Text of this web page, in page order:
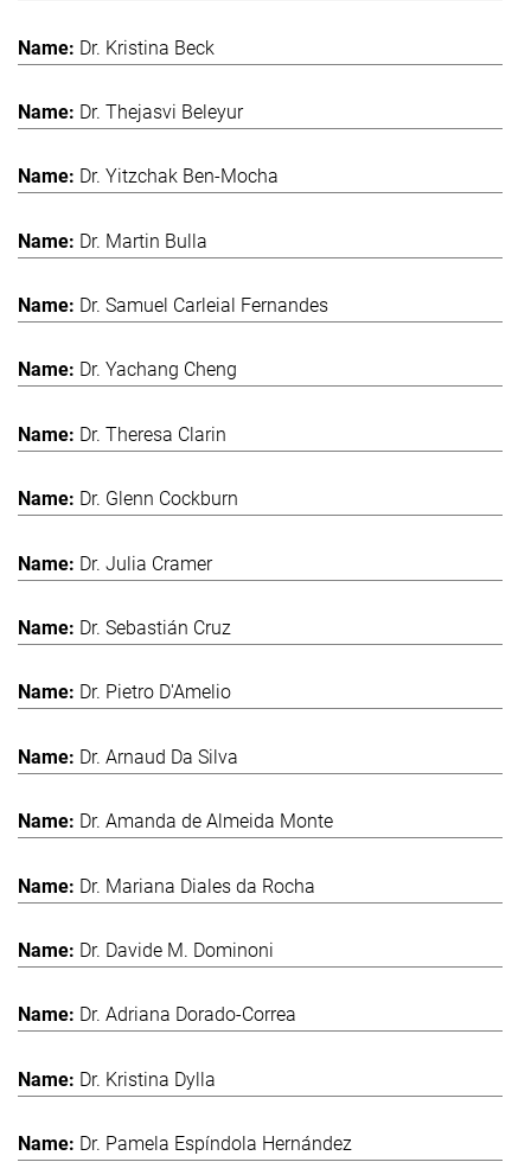
Dr. Kristina Beck
Dr. Thejasvi Beleyur
Dr. Yitzchak Ben-Mocha
Dr. Martin Bulla
Dr. Samuel Carleial Fernandes
Dr. Yachang Cheng
Dr. Theresa Clarin
Dr. Glenn Cockburn
Dr. Julia Cramer
Dr. Sebastián Cruz
Dr. Pietro D'Amelio
Dr. Arnaud Da Silva
Dr. Amanda de Almeida Monte
Dr. Mariana Diales da Rocha
Dr. Davide M. Dominoni
Dr. Adriana Dorado-Correa
Dr. Kristina Dylla
Dr. Pamela Espíndola Hernández